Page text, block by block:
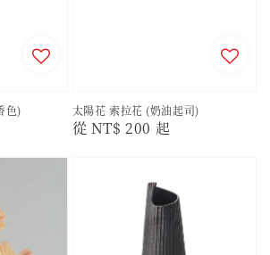
色) 太陽花 索拉花 (奶油起司)
Regular
從 NT$ 200 起